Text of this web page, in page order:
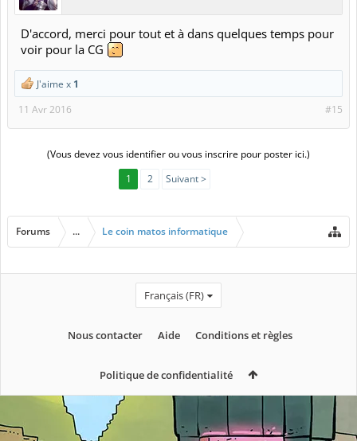
D'accord, merci pour tout et à dans quelques temps pour
voir pour la CG
J'aime x 1
#15
11 Avr 2016
(Vous devez vous identifier ou vous inscrire pour poster ici.)
1
2 Suivant >
Forums ... Le coin matos informatique
Français (FR)
Nous contacter Aide Conditions et règles
Politique de confidentialité